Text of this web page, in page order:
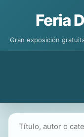
Feria
Gran exposición